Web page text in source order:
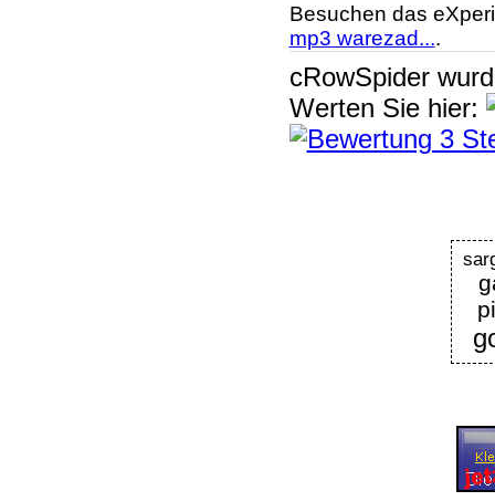
Besuchen das
mp3 warezad....
cRowSpider
Werten Sie hier: